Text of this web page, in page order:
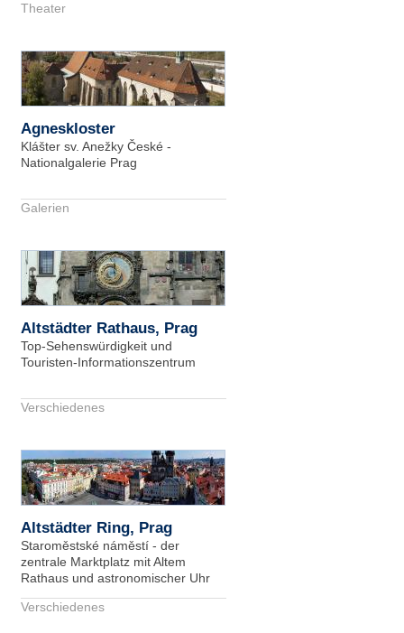
Theater
Agneskloster
Klášter sv. Anežky České -
Nationalgalerie Prag
Galerien
Altstädter Rathaus, Prag
Top-Sehenswürdigkeit und
Touristen-Informationszentrum
Verschiedenes
Altstädter Ring, Prag
Staroměstské náměstí - der
zentrale Marktplatz mit Altem
Rathaus und astronomischer Uhr
Verschiedenes